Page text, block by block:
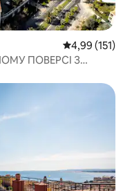
Середня
4,99 (151)
ПОВЕРСІ З